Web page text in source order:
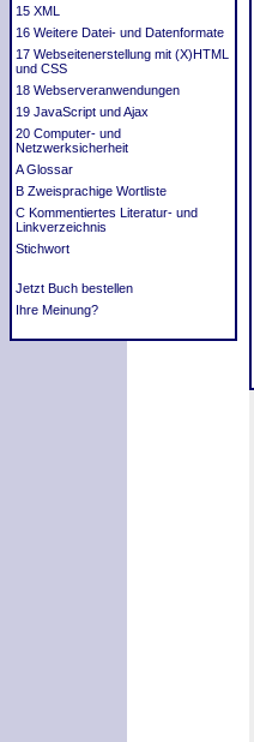
15 XML
16 Weitere Datei- und Datenformate
17 Webseitenerstellung mit (X)HTML
und CSS
18 Webserveranwendungen
19 JavaScript und Ajax
20 Computer- und
Netzwerksicherheit
A Glossar
B Zweisprachige Wortliste
C Kommentiertes Literatur- und
Linkverzeichnis
Stichwort
Jetzt Buch bestellen
Ihre Meinung?